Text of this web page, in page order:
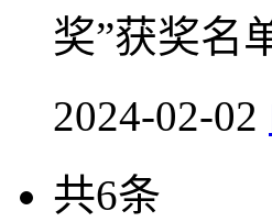
奖”获奖名
2024-02-02
共6条